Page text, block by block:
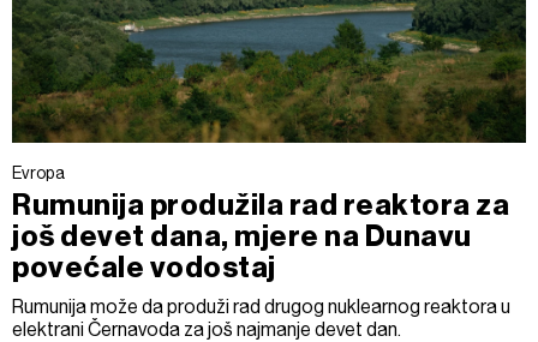
Evropa
Rumunija produžila rad reaktora za
još devet dana, mjere na Dunavu
povećale vodostaj
Rumunija može da produži rad drugog nuklearnog reaktora u
elektrani Černavoda za još najmanje devet dan.